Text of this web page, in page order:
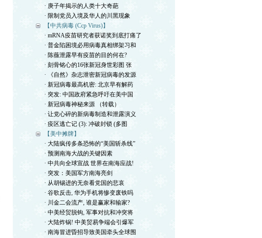
· 庚子年揭示的人类十大奇葩
· 限制党员入境及华人的川黑现象
【中共病毒 (Ccp Virus)】
· mRNA疫苗研究者获诺奖到底打痛了
· 普金陷困境必用病毒真相绑架习和
· 陈薇泄露早有疫苗的目的何在?
· 刻骨铭心的16张新冠身世彩图 张
· 《自然》杂志泄密新冠病毒的发源
· 新冠病毒最高机密: 北京早有解药
· 突发: 中国政府紧急呼吁在美中国
· 新冠病毒神秘来源 （转载）
· 让党心碎的新病毒制造和泄露演义
· 疫区逃亡记 (3): 冲破封锁 (多图
【美中摊牌】
· 大陆疯传多条恐怖的“美国斩杀线”
· 预测南海大战的关键因素
· 中共向全球宣战 世界在南海应战!
· 突发：美国军方南海亮剑
· 从胡锡进的无奈看党国的悲哀
· 谷歌反击, 华为手机将惨变废铁吗
· 川金二会流产, 谁是赢家和输家?
· 中美经贸脱钩, 军事对抗和冲突将
· 大陆炸锅! 中美贸易争端会引爆军
· 南海冒进昏招导致美国牵头全球围